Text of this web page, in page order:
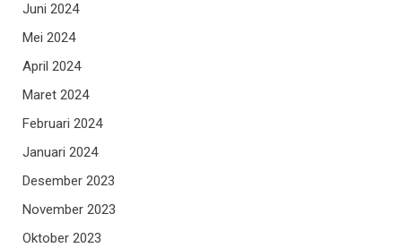
Juni 2024
Mei 2024
April 2024
Maret 2024
Februari 2024
Januari 2024
Desember 2023
November 2023
Oktober 2023